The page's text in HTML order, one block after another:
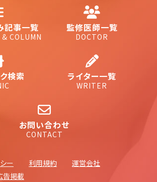
記事一覧
COLUMN
監修医師一覧
DOCTOR
検索 ライター一覧
WRITER
お問い合わせ
CONTACT
ー 利用規約
運営会社
掲載